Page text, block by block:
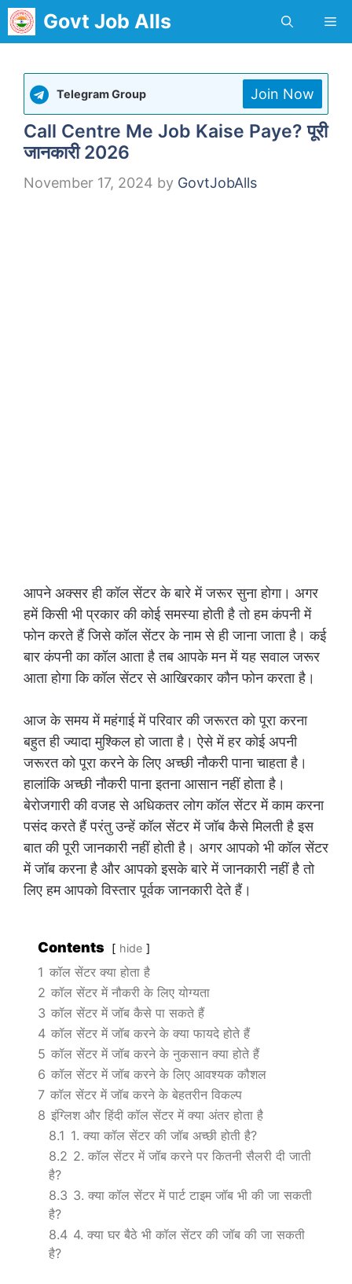
Skip
to
Govt Job Alls
Telegram Group Join Now
Call Centre Me Job Kaise Paye? पूरी
जानकारी 2026
November 17, 2024 by GovtJobAlls
आपने अक्सर ही कॉल सेंटर के बारे में जरूर सुना होगा। अगर
हमें किसी भी प्रकार की कोई समस्या होती है तो हम कंपनी में
फोन करते हैं जिसे कॉल सेंटर के नाम से ही जाना जाता है। कई
बार कंपनी का कॉल आता है तब आपके मन में यह सवाल जरूर
आता होगा कि कॉल सेंटर से आखिरकार कौन फोन करता है।
आज के समय में महंगाई में परिवार की जरूरत को पूरा करना
बहुत ही ज्यादा मुश्किल हो जाता है। ऐसे में हर कोई अपनी
जरूरत को पूरा करने के लिए अच्छी नौकरी पाना चाहता है।
हालांकि अच्छी नौकरी पाना इतना आसान नहीं होता है।
बेरोजगारी की वजह से अधिकतर लोग कॉल सेंटर में काम करना
पसंद करते हैं परंतु उन्हें कॉल सेंटर में जॉब कैसे मिलती है इस
बात की पूरी जानकारी नहीं होती है। अगर आपको भी कॉल सेंटर
में जॉब करना है और आपको इसके बारे में जानकारी नहीं है तो
लिए हम आपको विस्तार पूर्वक जानकारी देते हैं।
Contents hide
1 कॉल सेंटर क्या होता है
2 कॉल सेंटर में नौकरी के लिए योग्यता
3 कॉल सेंटर में जॉब कैसे पा सकते हैं
4 कॉल सेंटर में जॉब करने के क्या फायदे होते हैं
5 कॉल सेंटर में जॉब करने के नुकसान क्या होते हैं
6 कॉल सेंटर में जॉब करने के लिए आवश्यक कौशल
7 कॉल सेंटर में जॉब करने के बेहतरीन विकल्प
8 इंग्लिश और हिंदी कॉल सेंटर में क्या अंतर होता है
8.1 1. क्या कॉल सेंटर की जॉब अच्छी होती है?
8.2 2. कॉल सेंटर में जॉब करने पर कितनी सैलरी दी जाती
है?
8.3 3. क्या कॉल सेंटर में पार्ट टाइम जॉब भी की जा सकती
है?
8.4 4. क्या घर बैठे भी कॉल सेंटर की जॉब की जा सकती
है?